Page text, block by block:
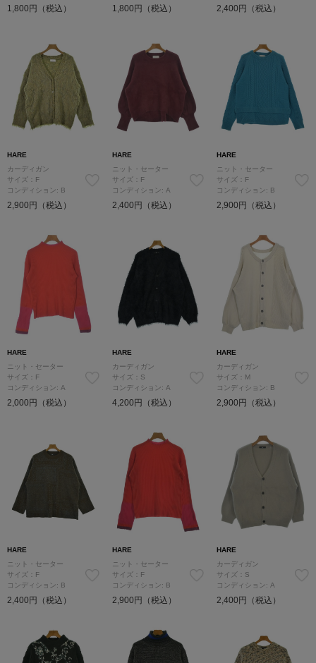
1,800円（税込） 1,800円（税込） 2,400円（税込）
HARE
カーディガン
サイズ：F
コンディション: B
2,900円（税込）
HARE
ニット・セーター
サイズ：F
コンディション: A
2,400円（税込）
HARE
ニット・セーター
サイズ：F
コンディション: B
2,900円（税込）
HARE
ニット・セーター
サイズ：F
コンディション: A
2,000円（税込）
HARE
カーディガン
サイズ：S
コンディション: A
4,200円（税込）
HARE
カーディガン
サイズ：M
コンディション: B
2,900円（税込）
HARE
ニット・セーター
サイズ：F
コンディション: B
2,400円（税込）
HARE
ニット・セーター
サイズ：F
コンディション: B
2,900円（税込）
HARE
カーディガン
サイズ：S
コンディション: A
2,400円（税込）